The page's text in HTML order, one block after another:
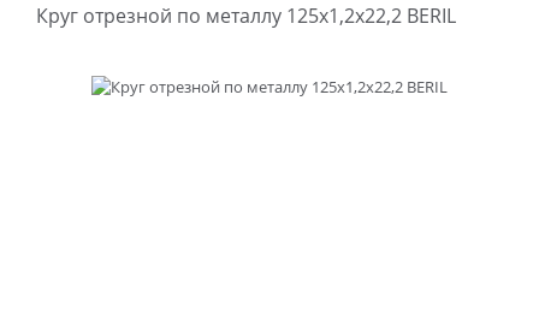
Круг отрезной по металлу 125x1,2x22,2 BERIL